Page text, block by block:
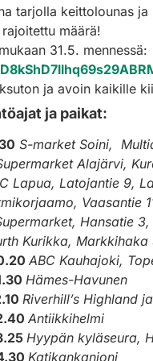
tarjolla keittolounas
määrä!
31.5. mennessä:
ja avoin kaikille
ja paikat:
S-market Soini,
Alajärvi,
Lapua, Latojantie 9,
Vaasantie
Hansatie
Kurikka, Markkihaka
ABC Kauhajoki,
Hämes-Havunen
Riverhill’s Highland
Antiikkihelmi
Hyypän kyläseura,
Katikankanjoni